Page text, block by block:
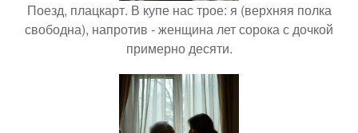
Поезд, плацкарт. В купе нас трое: я (верхняя полка
свободна), напротив - женщина лет сорока с дочкой
примерно десяти.